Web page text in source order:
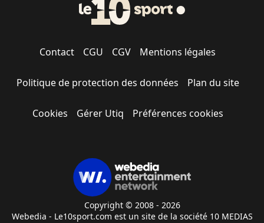
Contact CGU CGV Mentions légales
Politique de protection des données Plan du site
Cookies Gérer Utiq Préférences cookies
Copyright © 2008 - 2026
Webedia - Le10sport.com est un site de la société 10 MEDIAS